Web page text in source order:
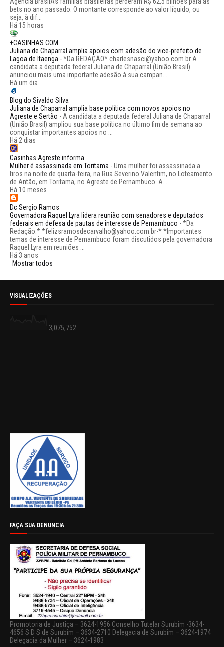
bets no ano passado. O montante corresponde ao valor líquido, ou
seja, à dif...
Há 15 horas
+CASINHAS.COM
Juliana de Chaparral amplia apoios com adesão do vice-prefeito de
Lagoa de Itaenga -*Da REDAÇÃO* charlesnasci@yahoo.com.br A
candidata a deputada federal Juliana de Chaparral (União Brasil)
anunciou mais uma importante adesão à sua campan...
Há um dia
Blog do Sivaldo Silva
Juliana de Chaparral amplia base política com novos apoios no
Agreste e Sertão - A candidata a deputada federal Juliana de Chaparral
(União Brasil) ampliou sua base política no último fim de semana ao
conquistar importantes apoios no ...
Há 2 dias
Casinhas Agreste informa.
Mulher é assassinada em Toritama -Uma mulher foi assassinada a
tiros na noite de quarta-feira, na Rua Severino Valentim, no Loteamento
de Antão, em Toritama, no Agreste de Pernambuco. A...
Há 10 meses
Dc Sergio Ramos
Governadora Raquel Lyra lidera reunião com senadores e deputados
federais em defesa de pautas de interesse de Pernambuco -*Da
Redação:* *felizsramosdecarvalho@yahoo.com.br-* *Importantes
temas de interesse de Pernambuco foram discutidos pela governadora
Raquel Lyra em reuniões ...
Há 3 anos
Mostrar todos
VISUALIZAÇÕES
3,075,752
FAÇA SUA DENUNCIA
Promotoria de Justiça – 3624-1956 Conselho Tutelar Surubim -3634-
4656 S D S de Surubim – 3634-2710 Delegacia de Surubim – 3624-1974
Delegacia da Mulher – 3624-1983